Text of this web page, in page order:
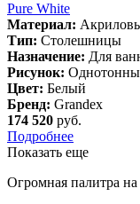
Pure White
Материал:
Тип: Столешницы
Назначение: Для
Рисунок:
Цвет: Белый
Бренд: Grandex
174 520 руб.
Подробнее
Показать еще
Огромная палитра